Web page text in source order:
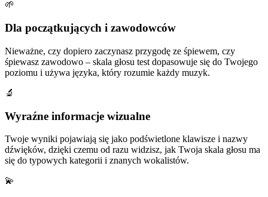
🌱
Dla początkujących i zawodowców
Nieważne, czy dopiero zaczynasz przygodę ze śpiewem, czy
śpiewasz zawodowo – skala głosu test dopasowuje się do Twojego
poziomu i używa języka, który rozumie każdy muzyk.
🔬
Wyraźne informacje wizualne
Twoje wyniki pojawiają się jako podświetlone klawisze i nazwy
dźwięków, dzięki czemu od razu widzisz, jak Twoja skala głosu ma
się do typowych kategorii i znanych wokalistów.
💫